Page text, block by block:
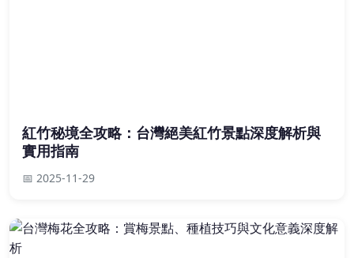
紅竹秘境全攻略：台灣絕美紅竹景點深度解析與
實用指南
📅 2025-11-29